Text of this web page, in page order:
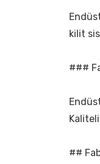
kilit
###
##